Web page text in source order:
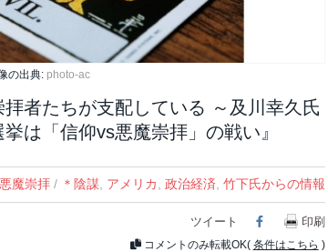
の出典: photo-ac
者たちが支配している ～及川幸久氏
は「信仰vs悪魔崇拝」の戦い』
悪魔崇拝/ ＊陰謀, アメリカ 政治経済 竹下氏からの情報
ツイート Facebook
印刷
コメントのみ転載OK( 条件はこちら )